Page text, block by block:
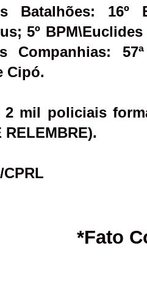
Batalhões: 16º
5º
Companhias:
Cipó.
2 mil policiais
RELEMBRE).
*Fato